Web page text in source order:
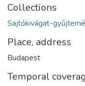
Collections
Sajtókivágat-
Place, address
Budapest
Temporal